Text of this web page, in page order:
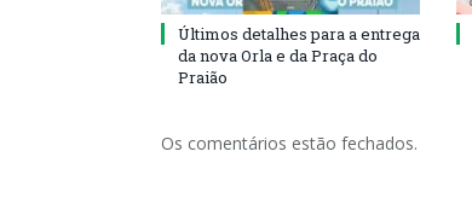
Últimos detalhes para a entrega
da nova Orla e da Praça do
Praião
Os comentários estão fechados.